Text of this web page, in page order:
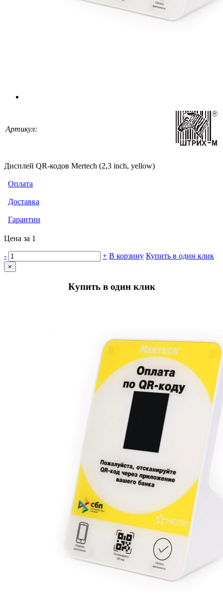
Артикул:
Дисплей QR-кодов Mertech (2,3 inch, yellow)
Оплата
Доставка
Гарантии
Цена за 1
- + В корзину Купить в один клик
×
Купить в один клик